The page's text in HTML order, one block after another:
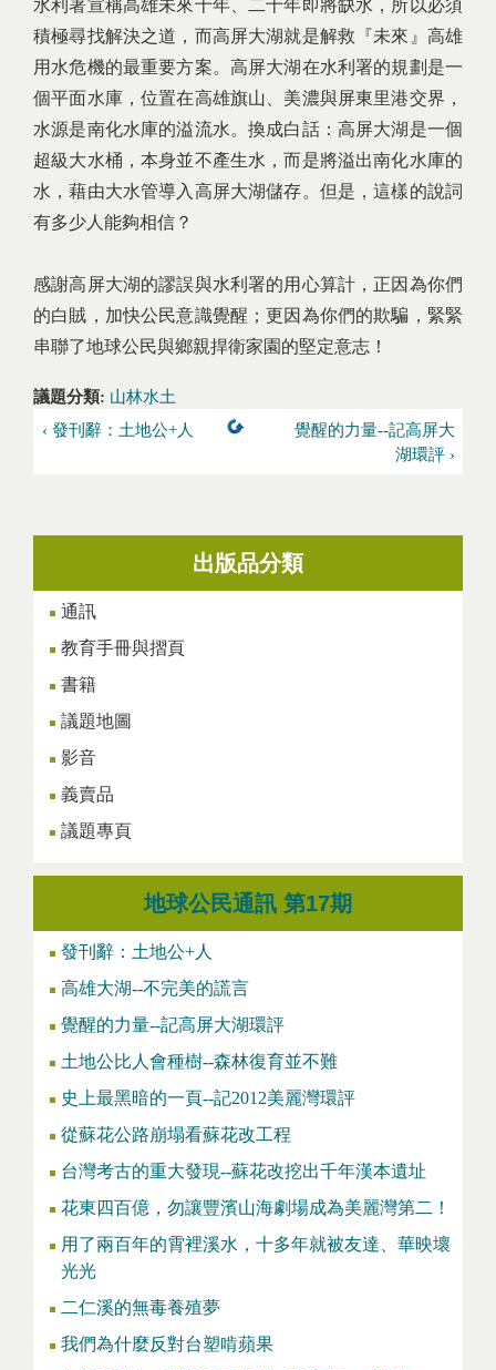
水利署宣稱高雄未來十年、二十年即將缺水，所以必須
積極尋找解決之道，而高屏大湖就是解救『未來』高雄
用水危機的最重要方案。高屏大湖在水利署的規劃是一
個平面水庫，位置在高雄旗山、美濃與屏東里港交界，
水源是南化水庫的溢流水。換成白話：高屏大湖是一個
超級大水桶，本身並不產生水，而是將溢出南化水庫的
水，藉由大水管導入高屏大湖儲存。但是，這樣的說詞
有多少人能夠相信？
感謝高屏大湖的謬誤與水利署的用心算計，正因為你們
的白賊，加快公民意識覺醒；更因為你們的欺騙，緊緊
串聯了地球公民與鄉親捍衛家園的堅定意志！
議題分類: 山林水土
‹ 發刊辭：土地公+人
覺醒的力量--記高屏大
湖環評 ›
出版品分類
通訊
教育手冊與摺頁
書籍
議題地圖
影音
義賣品
議題專頁
地球公民通訊 第17期
發刊辭：土地公+人
高雄大湖--不完美的謊言
覺醒的力量--記高屏大湖環評
土地公比人會種樹--森林復育並不難
史上最黑暗的一頁--記2012美麗灣環評
從蘇花公路崩塌看蘇花改工程
台灣考古的重大發現--蘇花改挖出千年漢本遺址
花東四百億，勿讓豐濱山海劇場成為美麗灣第二！
用了兩百年的霄裡溪水，十多年就被友達、華映壞
光光
二仁溪的無毒養殖夢
我們為什麼反對台塑啃蘋果